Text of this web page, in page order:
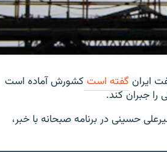
ایران گفته است کشورش آماده است
را جبران کند.
حسینی در برنامه صبحانه با خبر،